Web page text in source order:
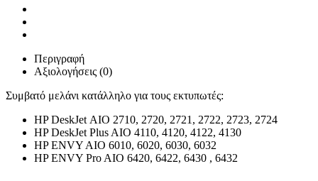
Περιγραφή
Αξιολογήσεις (0)
Συμβατό μελάνι κατάλληλο για τους εκτυπωτές:
HP DeskJet ΑΙΟ 2710, 2720, 2721, 2722, 2723, 2724
HP DeskJet Plus AIO 4110, 4120, 4122, 4130
HP ENVY AIO 6010, 6020, 6030, 6032
HP ENVY Pro AIO 6420, 6422, 6430 , 6432